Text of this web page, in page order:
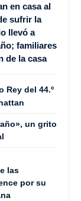
en casa al
sufrir la
llevó a
familiares
de la casa
Rey del 44.º
un grito
las
por su